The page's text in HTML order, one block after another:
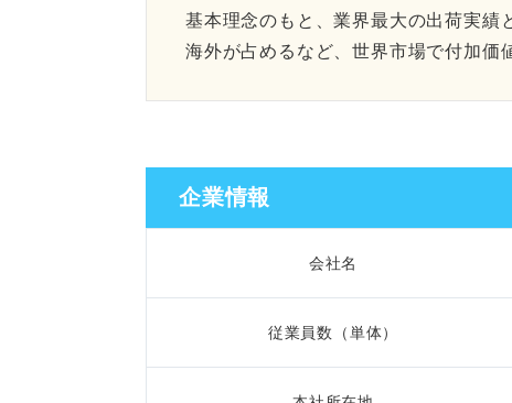
基本理念のもと、業界最大の出荷実績
海外が占めるなど、世界市場で付加価
会社名
従業員数（単体）
企業情報